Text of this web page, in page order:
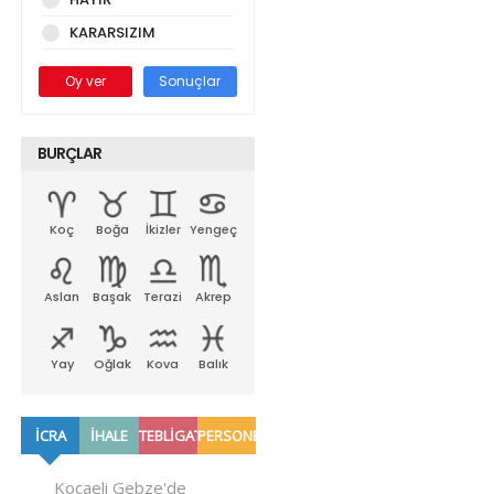
KARARSIZIM
Oy ver Sonuçlar
BURÇLAR
Koç Boğa İkizler Yengeç
Aslan Başak Terazi Akrep
Yay Oğlak Kova Balık